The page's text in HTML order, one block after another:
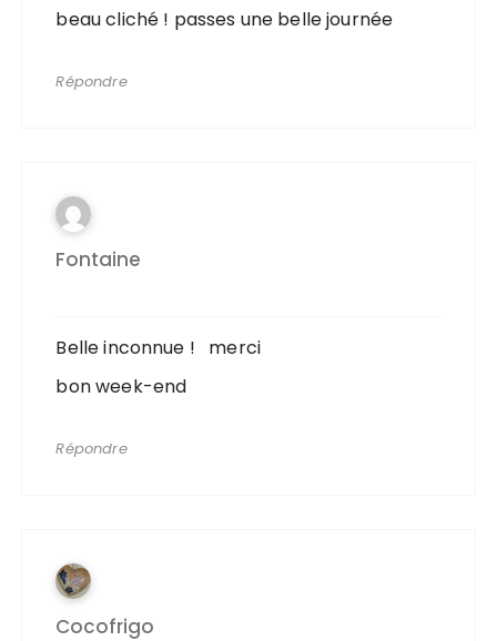
beau cliché ! passes une belle journée
Répondre
Fontaine
Belle inconnue ! merci
bon week-end
Répondre
Cocofrigo